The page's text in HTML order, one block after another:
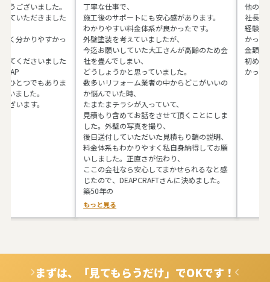
いました。
だきました
りやすかっ
さいました
でもありま
た。
す。
丁寧な仕事で、
施工後のサポートにも安心感があります。
わかりやすい料金体系が良かったです。
外壁塗装を考えていましたが、
今迄お願いしていた大工さんが高齢のため会
社を畳んでしまい、
どうしょうかと思っていました。
数多いリフォーム業者の中からどこがいいの
か悩んでいた時、
たまたまチラシが入っていて、
見積もり含めてお話をさせて頂くことにしま
した。外壁の写真を撮り、
後日送付していただいた見積もり額の説明、
料金体系もわかりやすく私自身納得してお願
いしました。正直さが伝わり、
ここの会社なら安心してまかせられるなと感
じたので、DEAPCRAFTさんに決めました。
築50年の
もっと見る
他の業者さ
社長の馬場
経験がある
かったです。
金額も予算内
初めてお会
かったです
まずは、「見てもらうだけ」でOKです！